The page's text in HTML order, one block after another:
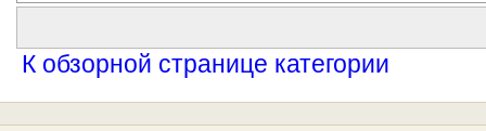
К обзорной странице категории